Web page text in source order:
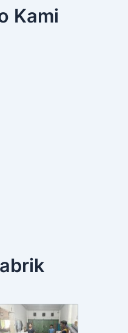
Kami